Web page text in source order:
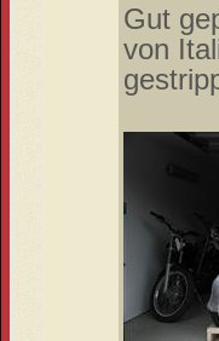
Gut
von